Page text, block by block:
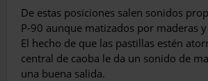
De estas posiciones salen sonidos
P-90 aunque matizados por maderas
El hecho de que las pastillas estén
central de caoba le da un sonido de
una buena salida.